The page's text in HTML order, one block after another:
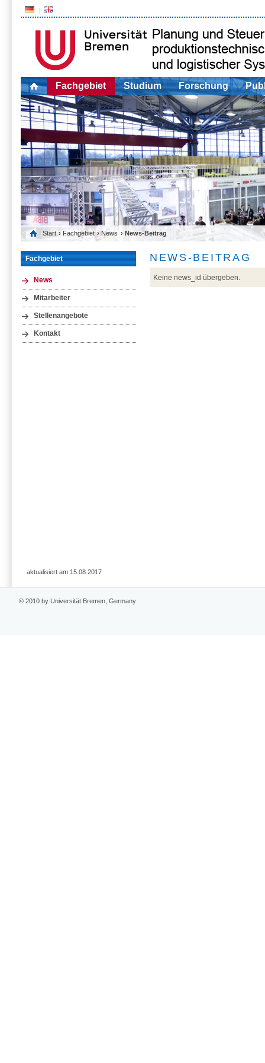
Fachgebiet Studium Forschung
Start › Fachgebiet › News › News-Beitrag
Fachgebiet
News
Mitarbeiter
Stellenangebote
Kontakt
NEWS-BEITRAG
Keine news_id übergeben.
aktualisiert am 15.08.2017
© 2010 by Universität Bremen, Germany